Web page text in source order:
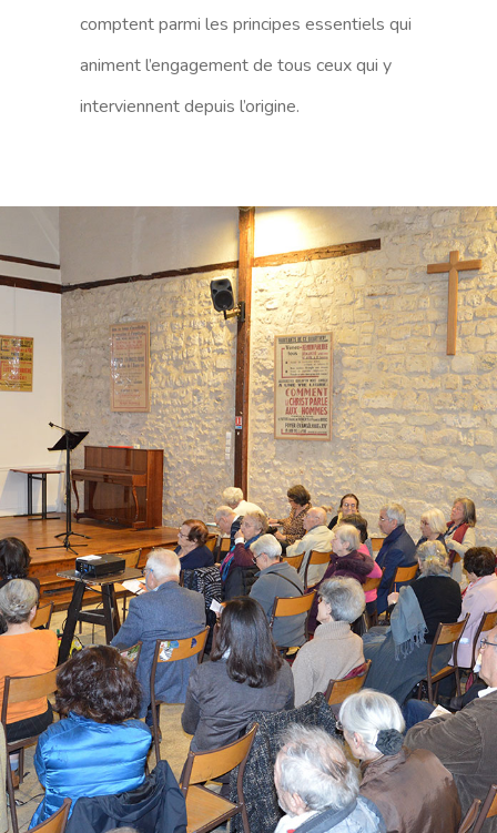
comptent parmi les principes essentiels qui
animent l’engagement de tous ceux qui y
interviennent depuis l’origine.